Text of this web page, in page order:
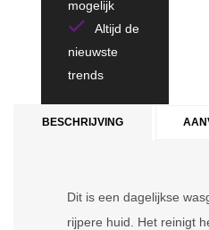
mogelijk
Altijd de
nieuwste
trends
BESCHRIJVING
Dit is een dagelijkse
rijpere huid. Het reinigt